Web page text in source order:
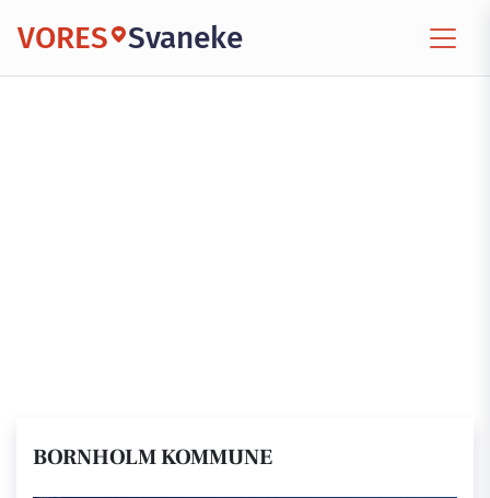
VORES Svaneke
BORNHOLM KOMMUNE